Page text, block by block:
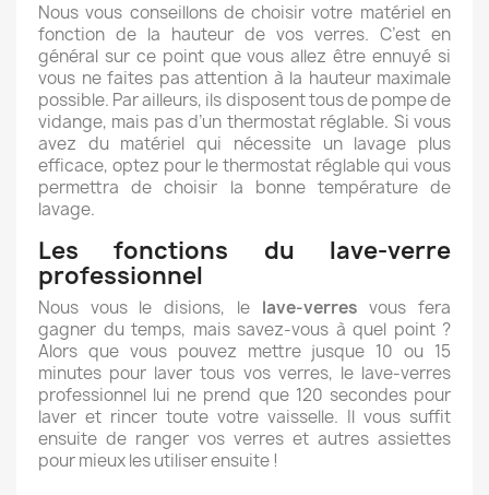
Nous vous conseillons de choisir votre matériel en
fonction de la hauteur de vos verres. C’est en
général sur ce point que vous allez être ennuyé si
vous ne faites pas attention à la hauteur maximale
possible. Par ailleurs, ils disposent tous de pompe de
vidange, mais pas d’un thermostat réglable. Si vous
avez du matériel qui nécessite un lavage plus
efficace, optez pour le thermostat réglable qui vous
permettra de choisir la bonne température de
lavage.
Les fonctions du lave-verre
professionnel
Nous vous le disions, le lave-verres vous fera
gagner du temps, mais savez-vous à quel point ?
Alors que vous pouvez mettre jusque 10 ou 15
minutes pour laver tous vos verres, le lave-verres
professionnel lui ne prend que 120 secondes pour
laver et rincer toute votre vaisselle. Il vous suffit
ensuite de ranger vos verres et autres assiettes
pour mieux les utiliser ensuite !